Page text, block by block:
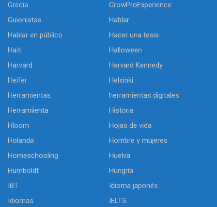
Grecia
GrowProExperience
Guionistas
Hablar
Hablar en público
Hacer una tesis
Haiti
Halloween
Harvard
Harvard Kennedy
Heifer
Helsinki
Herramientas
herramientas digitales
Herramiienta
Historia
Hloom
Hojas de vida
Holanda
Hombre y mujeres
Homeschooling
Huelva
Humboldt
Hungría
IBT
Idioma japonés
Idiomas
IELTS